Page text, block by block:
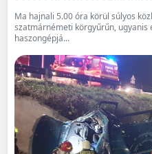
Ma hajnali 5.00 óra körül súlyos
szatmárnémeti körgyűrűn, ugyanis
haszongépjá...